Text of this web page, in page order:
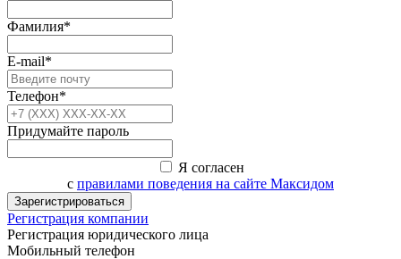
Фамилия*
E-mail*
Телефон*
Придумайте пароль
Я согласен
с правилами поведения на сайте Максидом
Зарегистрироваться
Регистрация компании
Регистрация юридического лица
Мобильный телефон